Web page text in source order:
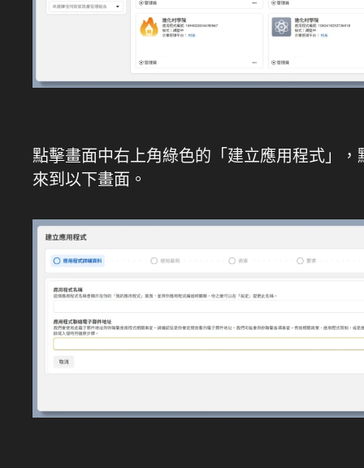
點擊畫面中右上角綠色的「建立應用程式」，
來到以下畫面。